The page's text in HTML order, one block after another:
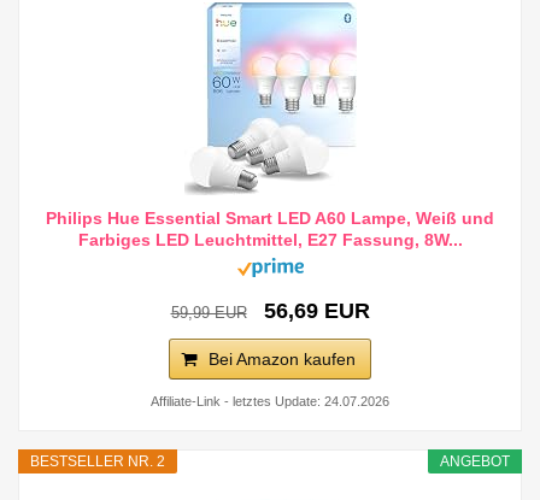
Philips Hue Essential Smart LED A60 Lampe, Weiß und
Farbiges LED Leuchtmittel, E27 Fassung, 8W...
59,99 EUR 56,69 EUR
Bei Amazon kaufen
Affiliate-Link - letztes Update: 24.07.2026
ANGEBOT
BESTSELLER NR. 2